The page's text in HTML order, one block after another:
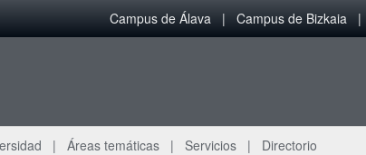
Campus de Álava Campus de Bizkaia
Áreas temáticas Servicios Directorio